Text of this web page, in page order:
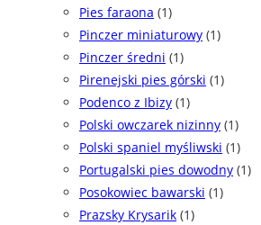
Pies faraona (1)
Pinczer miniaturowy (1)
Pinczer średni (1)
Pirenejski pies górski (1)
Podenco z Ibizy (1)
Polski owczarek nizinny (1)
Polski spaniel myśliwski (1)
Portugalski pies dowodny (1)
Posokowiec bawarski (1)
Prazsky Krysarik (1)